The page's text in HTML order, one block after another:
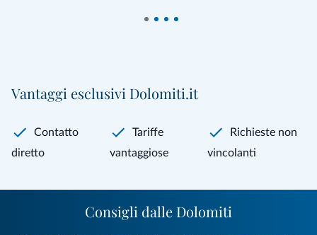
Vantaggi esclusivi Dolomiti.it
Contatto
diretto
Tariffe
vantaggiose
Richieste non
vincolanti
Consigli dalle Dolomiti